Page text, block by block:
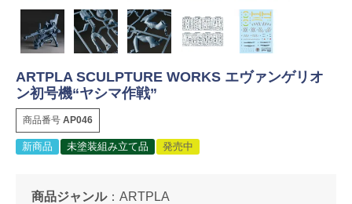
ARTPLA SCULPTURE WORKS エヴァンゲリオ
ン初号機“ヤシマ作戦”
商品番号 AP046
新商品 未塗装組み立て品 発売中
商品ジャンル： ARTPLA